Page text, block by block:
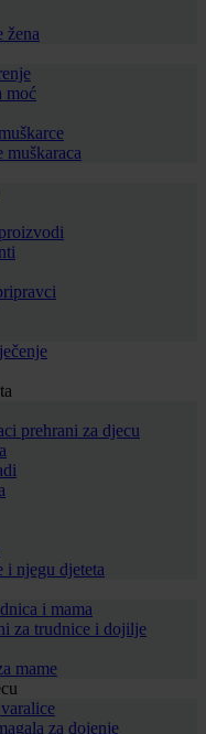
žena
moć
muškaraca
prehrani za djecu
i njegu djeteta
i mama
za trudnice i dojilje
mame
za dojenje